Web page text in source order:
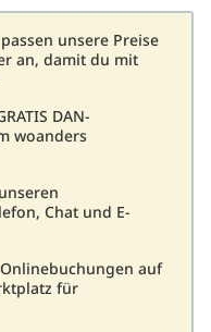
unsere Preise
an, damit du mit
DAN-
woanders
Chat und E-
auf
für